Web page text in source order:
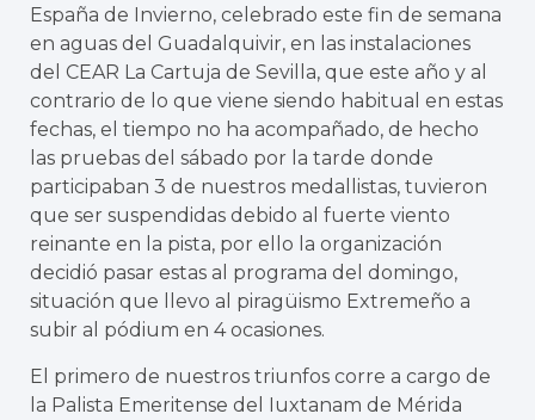
España de Invierno, celebrado este fin de semana
en aguas del Guadalquivir, en las instalaciones
del CEAR La Cartuja de Sevilla, que este año y al
contrario de lo que viene siendo habitual en estas
fechas, el tiempo no ha acompañado, de hecho
las pruebas del sábado por la tarde donde
participaban 3 de nuestros medallistas, tuvieron
que ser suspendidas debido al fuerte viento
reinante en la pista, por ello la organización
decidió pasar estas al programa del domingo,
situación que llevo al piragüismo Extremeño a
subir al pódium en 4 ocasiones.
El primero de nuestros triunfos corre a cargo de
la Palista Emeritense del Iuxtanam de Mérida